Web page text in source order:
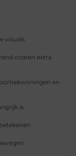
visuals
coaten extra
en
is